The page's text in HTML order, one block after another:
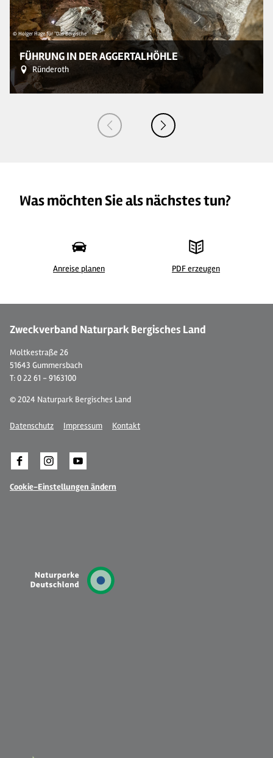
© Holger Hage für "Das Bergische"
FÜHRUNG IN DER AGGERTALHÖHLE
Ründeroth
Was möchten Sie als nächstes tun?
Anreise planen PDF erzeugen
Zweckverband Naturpark Bergisches Land
Moltkestraße 26
51643 Gummersbach
T: 0 22 61 - 9163100
© 2024 Naturpark Bergisches Land
Datenschutz Impressum Kontakt
Cookie-Einstellungen ändern